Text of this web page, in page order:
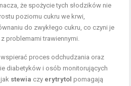
że spożycie tych słodzików nie
poziomu cukru we krwi,
do zwykłego cukru, co czyni je
problemami trawiennymi.
proces odchudzania oraz
diabetyków i osób monitorujących
stewia czy erytrytol pomagają